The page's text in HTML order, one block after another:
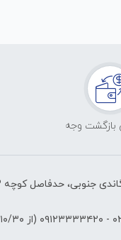
بازگشت وجه
حدفاصل کوچه 23 و 25، پلاک 79
- ۰۹۱۲۳۳۳۳۴۲۰ (از ۱۰/۳۰ الی ۲۰/۳۰)